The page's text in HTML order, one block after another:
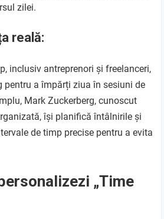
zilei.
reală:
inclusiv antreprenori și freelanceri,
pentru a împărți ziua în sesiuni de
Mark Zuckerberg, cunoscut
își planifică întâlnirile și
de timp precise pentru a evita
„Time